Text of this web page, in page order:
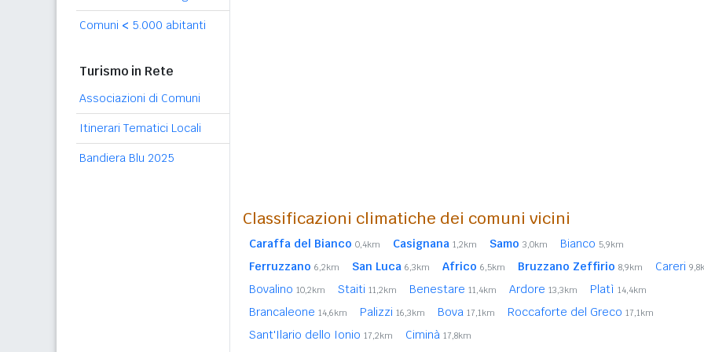
Comuni < 5.000 abitanti
Turismo in Rete
Associazioni di Comuni
Itinerari Tematici Locali
Bandiera Blu 2025
Classificazioni climatiche dei comuni vicini
Caraffa del Bianco 0,4km Casignana 1,2km Samo 3,0km Bianco 5,9km
Ferruzzano 6,2km San Luca 6,3km Africo 6,5km Bruzzano Zeffirio 8,9km Careri
Bovalino 10,2km Staiti 11,2km Benestare 11,4km Ardore 13,3km Platì 14,4km
Brancaleone 14,6km Palizzi 16,3km Bova 17,1km Roccaforte del Greco 17,1km
Sant'Ilario dello Ionio 17,2km Ciminà 17,8km